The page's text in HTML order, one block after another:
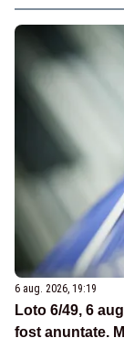
6 aug. 2026, 19:19
Loto 6/49, 6
fost anunțate.